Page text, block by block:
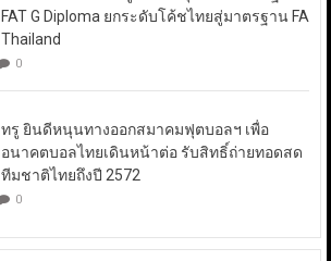
FAT G Diploma ยกระดับโค้ชไทยสู่มาตรฐาน FA
Thailand
0
ทรู ยินดีหนุนทางออกสมาคมฟุตบอลฯ เพื่อ
อนาคตบอลไทยเดินหน้าต่อ รับสิทธิ์ถ่ายทอดสด
ทีมชาติไทยถึงปี 2572
0